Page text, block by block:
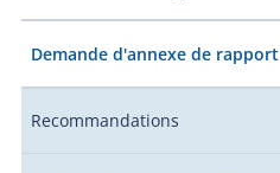
Demande d'annexe de rapport
Recommandations